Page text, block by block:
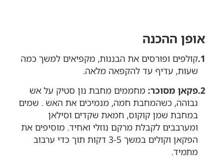
אופן ההכנה
1. קולפים ופורסים את הבננות, מקפיאים למשך כמה
שעות, עדיף עד להקפאה מלאה.
2. פקאן מסוכר: מחממים מחבת נון סטיק על אש
גבוהה, כשהמחבת חמה, מנמיכים את האש . שמים
במחבת שמן קוקוס, חמאת שקדים וסילאן
ומערבבים לקבלת מרקם נוזלי ואחיד. מוסיפים את
הפקאן וקולים במשך 3-5 דקות תוך כדי ערבוב
מתמיד.